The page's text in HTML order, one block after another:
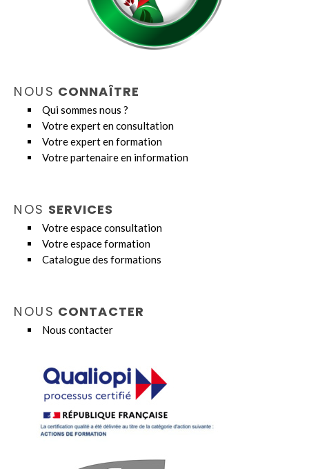
NOUS CONNAÎTRE
Qui sommes nous ?
Votre expert en consultation
Votre expert en formation
Votre partenaire en information
NOS SERVICES
Votre espace consultation
Votre espace formation
Catalogue des formations
NOUS CONTACTER
Nous contacter